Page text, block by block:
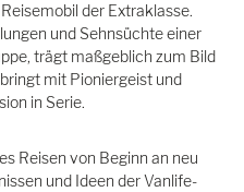
der Extraklasse.
und Sehnsüchte einer
trägt maßgeblich zum Bild
mit Pioniergeist und
in Serie.
Reisen von Beginn an neu
und Ideen der Vanlife-